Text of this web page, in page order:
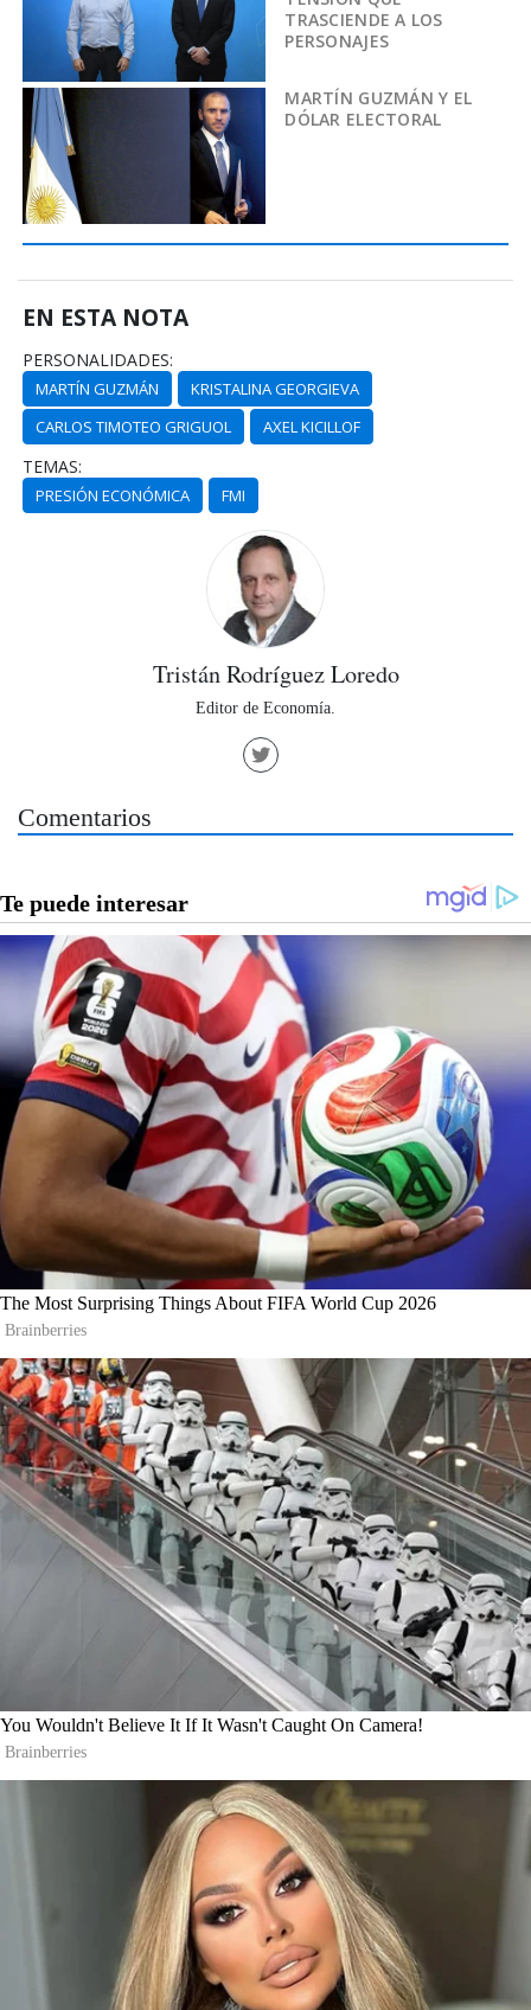
TRASCIENDE A LOS
PERSONAJES
MARTÍN GUZMÁN Y EL
DÓLAR ELECTORAL
EN ESTA NOTA
PERSONALIDADES:
MARTÍN GUZMÁN
KRISTALINA GEORGIEVA
CARLOS TIMOTEO GRIGUOL
AXEL KICILLOF
TEMAS:
PRESIÓN ECONÓMICA FMI
Tristán Rodríguez Loredo
Editor de Economía.
Comentarios